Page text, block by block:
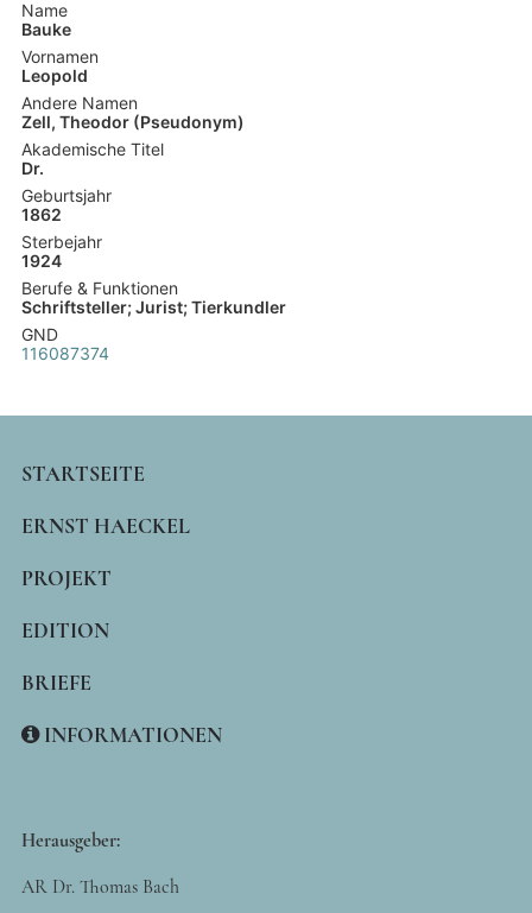
Name
Bauke
Vornamen
Leopold
Andere Namen
Zell, Theodor (Pseudonym)
Akademische Titel
Dr.
Geburtsjahr
1862
Sterbejahr
1924
Berufe & Funktionen
Schriftsteller; Jurist; Tierkundler
GND
116087374
MAIN
NAVIGATION
STARTSEITE
ERNST HAECKEL
PROJEKT
EDITION
BRIEFE
INFORMATIONEN
Herausgeber:
AR Dr. Thomas Bach